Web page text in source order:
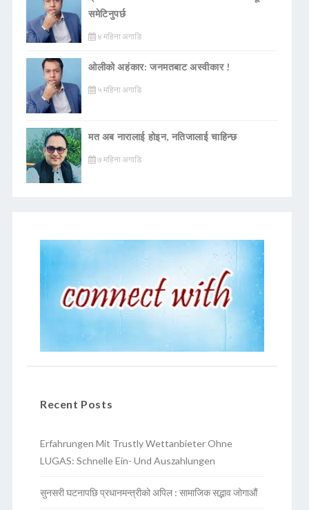
समेटिनुपर्छ
४ महिना अगाडि
ओलीको अहंकार: जनमतबाट अस्वीकार !
५ महिना अगाडि
मत अब नारालाई होइन, नतिजालाई चाहिन्छ
७ महिना अगाडि
Recent Posts
Erfahrungen Mit Trustly Wettanbieter Ohne
LUGAS: Schnelle Ein- Und Auszahlungen
सुनसरी घटनापछि प्रधानमन्त्रीको अपिल : सामाजिक सद्भाव जोगाऔं